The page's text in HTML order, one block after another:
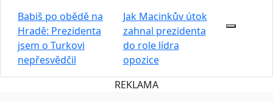
Babiš po obědě na
Hradě: Prezidenta
jsem o Turkovi
nepřesvědčil
Jak Macinkův útok
zahnal prezidenta
do role lídra
opozice
REKLAMA